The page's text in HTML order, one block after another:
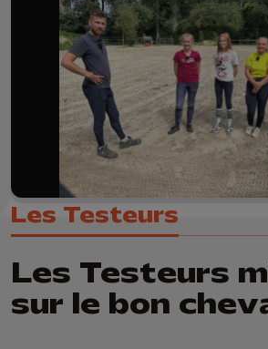
Les Testeurs
Les Testeurs
sur le bon